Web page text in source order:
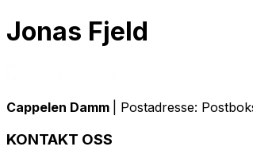
Jonas Fjeld
Cappelen Damm | Postadresse:
KONTAKT OSS